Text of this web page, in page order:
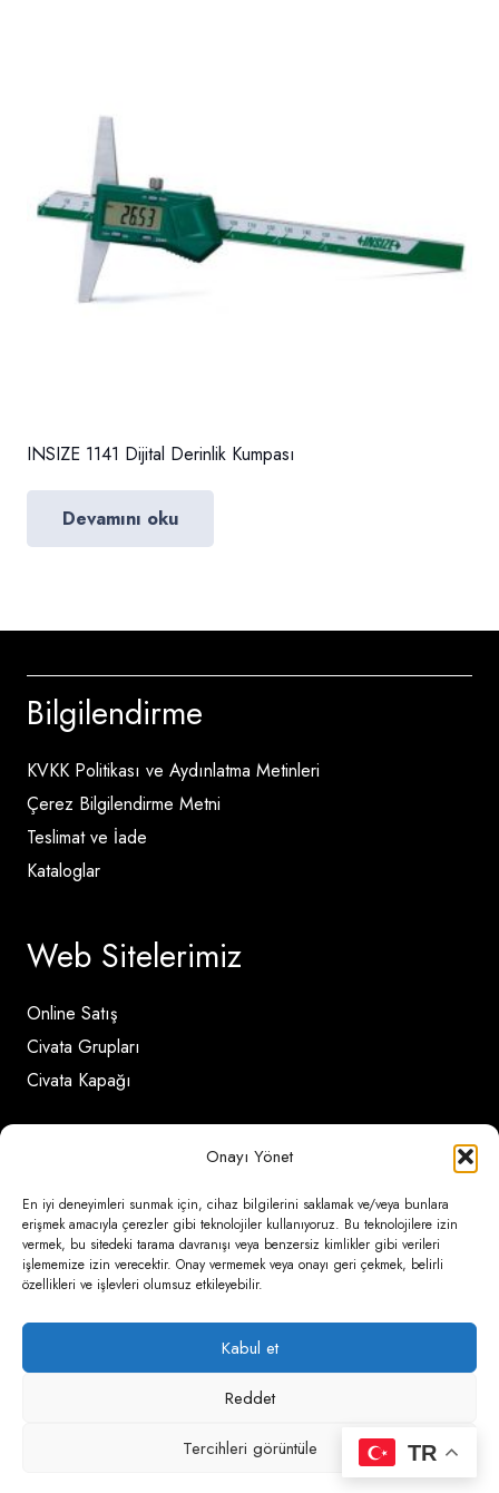
Onayı Yönet
En iyi deneyimleri sunmak için, cihaz bilgilerini saklamak ve/veya bunlara
erişmek amacıyla çerezler gibi teknolojiler kullanıyoruz. Bu teknolojilere izin
vermek, bu sitedeki tarama davranışı veya benzersiz kimlikler gibi verileri
işlememize izin verecektir. Onay vermemek veya onayı geri çekmek, belirli
özellikleri ve işlevleri olumsuz etkileyebilir.
Kabul et
Reddet
Tercihleri görüntüle
INSIZE 1141 Dijital Derinlik Kumpası
Devamını oku
Bilgilendirme
KVKK Politikası ve Aydınlatma Metinleri
Çerez Bilgilendirme Metni
Teslimat ve İade
Kataloglar
Web Sitelerimiz
Online Satış
Civata Grupları
Civata Kapağı
İletişim Detayları
Ömerli Mahallesi Risalet Sokak No:6/A (Hadımköy)
– Arnavutköy / İstanbul
Nova Web Tasarım| 2025 |
TR